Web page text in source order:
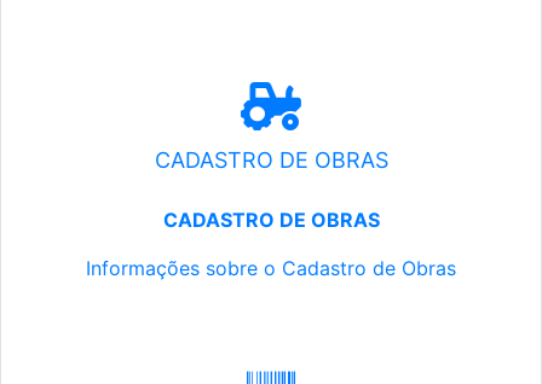
CADASTRO DE OBRAS
CADASTRO DE OBRAS
Informações sobre o Cadastro de Obras